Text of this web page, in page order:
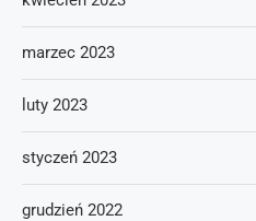
marzec 2023
luty 2023
styczeń 2023
grudzień 2022